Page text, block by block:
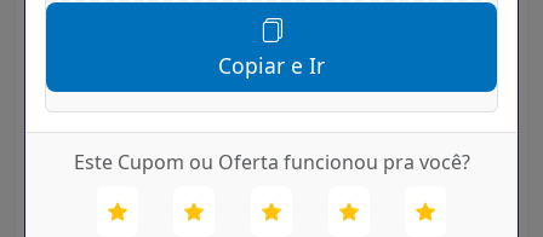
Copiar e Ir
Este Cupom ou Oferta funcionou pra você?
Clique no Buscar e Aguarde Carregar os
resultados.
Agora será mostrado uma lista com os cupons
Cicatribem ou ofertas.(Se houver disponíveis
para o dia)
O título em Preto e Negrito, informa o valor do